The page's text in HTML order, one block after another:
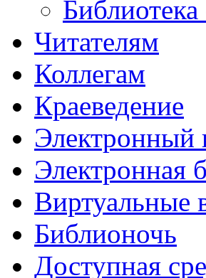
Читателям
Коллегам
Краеведение
Электронный
Электронная
Виртуальные
Библионочь
Доступная